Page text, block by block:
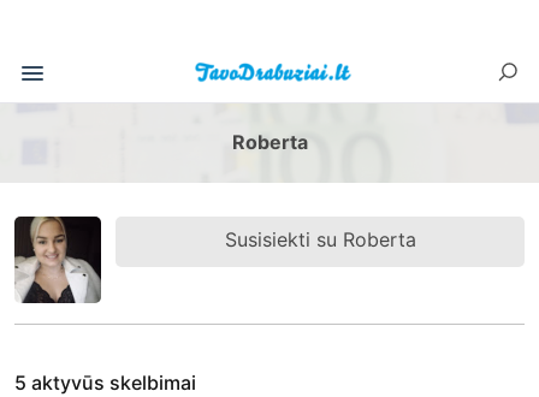
Roberta
Susisiekti su Roberta
5 aktyvūs skelbimai